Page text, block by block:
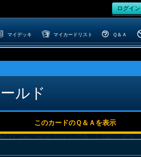
ログイン
マイデッキ マイカードリスト Ｑ＆Ａ
ルド
このカードのＱ＆Ａを表示